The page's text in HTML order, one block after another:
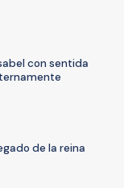
con sentida
de la reina